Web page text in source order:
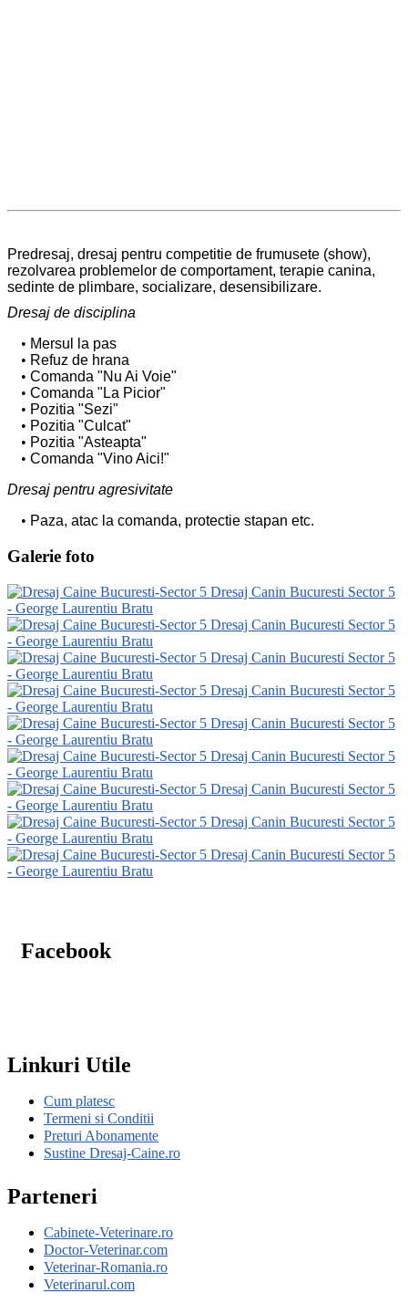
Predresaj, dresaj pentru competitie de frumusete (show),
rezolvarea problemelor de comportament, terapie canina,
sedinte de plimbare, socializare, desensibilizare.
Dresaj de disciplina
Mersul la pas
Refuz de hrana
Comanda "Nu Ai Voie"
Comanda "La Picior"
Pozitia "Sezi"
Pozitia "Culcat"
Pozitia "Asteapta"
Comanda "Vino Aici!"
Dresaj pentru agresivitate
Paza, atac la comanda, protectie stapan etc.
Galerie foto
Facebook
Linkuri Utile
Cum platesc
Termeni si Conditii
Preturi Abonamente
Sustine Dresaj-Caine.ro
Parteneri
Cabinete-Veterinare.ro
Doctor-Veterinar.com
Veterinar-Romania.ro
Veterinarul.com